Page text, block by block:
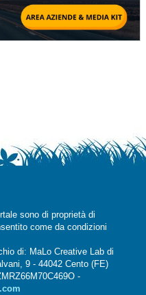
sono di proprietà di
come da condizioni
di: MaLo Creative Lab di
9 - 44042 Cento (FE)
-